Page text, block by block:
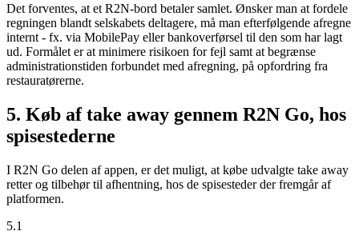
Det forventes, at et R2N-bord betaler samlet. Ønsker man at fordele
regningen blandt selskabets deltagere, må man efterfølgende afregne
internt - fx. via MobilePay eller bankoverførsel til den som har lagt
ud. Formålet er at minimere risikoen for fejl samt at begrænse
administrationstiden forbundet med afregning, på opfordring fra
restauratørerne.
5. Køb af take away gennem R2N Go, hos
spisestederne
I R2N Go delen af appen, er det muligt, at købe udvalgte take away
retter og tilbehør til afhentning, hos de spisesteder der fremgår af
platformen.
5.1